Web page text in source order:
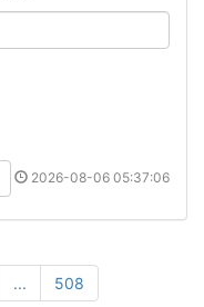
2026-08-06 05:37:06
... 508